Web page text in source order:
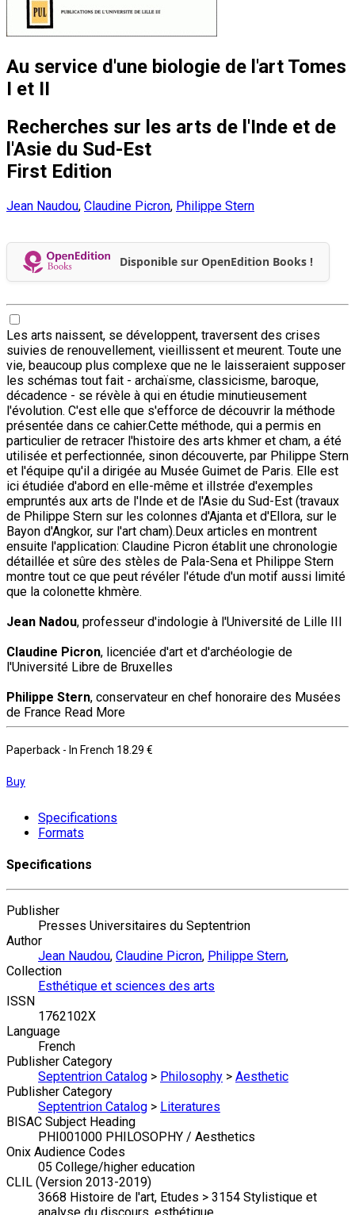
Au service d'une biologie de l'art Tomes
I et II
Recherches sur les arts de l'Inde et de
l'Asie du Sud-Est
First Edition
Jean Naudou, Claudine Picron, Philippe Stern
Disponible sur OpenEdition Books !
Les arts naissent, se développent, traversent des crises
suivies de renouvellement, vieillissent et meurent. Toute une
vie, beaucoup plus complexe que ne le laisseraient supposer
les schémas tout fait - archaïsme, classicisme, baroque,
décadence - se révèle à qui en étudie minutieusement
l'évolution. C'est elle que s'efforce de découvrir la méthode
présentée dans ce cahier.Cette méthode, qui a permis en
particulier de retracer l'histoire des arts khmer et cham, a été
utilisée et perfectionnée, sinon découverte, par Philippe Stern
et l'équipe qu'il a dirigée au Musée Guimet de Paris. Elle est
ici étudiée d'abord en elle-même et illstrée d'exemples
empruntés aux arts de l'Inde et de l'Asie du Sud-Est (travaux
de Philippe Stern sur les colonnes d'Ajanta et d'Ellora, sur le
Bayon d'Angkor, sur l'art cham).Deux articles en montrent
ensuite l'application: Claudine Picron établit une chronologie
détaillée et sûre des stèles de Pala-Sena et Philippe Stern
montre tout ce que peut révéler l'étude d'un motif aussi limité
que la colonette khmère.
Jean Nadou, professeur d'indologie à l'Université de Lille III
Claudine Picron, licenciée d'art et d'archéologie de
l'Université Libre de Bruxelles
Philippe Stern, conservateur en chef honoraire des Musées
de France Read More
Paperback - In French 18.29 €
Buy
Specifications
Formats
Specifications
Publisher
Presses Universitaires du Septentrion
Author
Jean Naudou, Claudine Picron, Philippe Stern,
Collection
Esthétique et sciences des arts
ISSN
1762102X
Language
French
Publisher Category
Septentrion Catalog > Philosophy > Aesthetic
Publisher Category
Septentrion Catalog > Literatures
BISAC Subject Heading
PHI001000 PHILOSOPHY / Aesthetics
Onix Audience Codes
05 College/higher education
CLIL (Version 2013-2019)
3668 Histoire de l'art, Etudes > 3154 Stylistique et